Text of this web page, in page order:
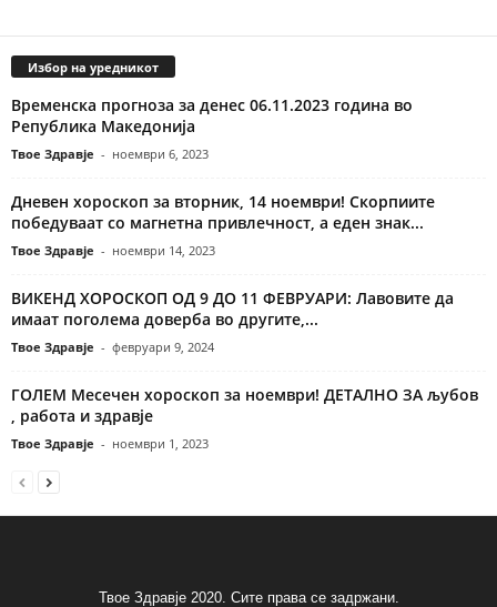
Избор на уредникот
Временска прогноза за денес 06.11.2023 година во
Република Македонија
Твое Здравје - ноември 6, 2023
Дневен хороскоп за вторник, 14 ноември! Скорпиите
победуваат со магнетна привлечност, а еден знак...
Твое Здравје - ноември 14, 2023
ВИКЕНД ХОРОСКОП ОД 9 ДО 11 ФЕВРУАРИ: Лавовите да
имаат поголема доверба во другите,...
Твое Здравје - февруари 9, 2024
ГОЛЕМ Месечен хороскоп за ноември! ДЕТАЛНО ЗА љубов
, работа и здравје
Твое Здравје - ноември 1, 2023
Твое Здравје 2020. Сите права се задржани.